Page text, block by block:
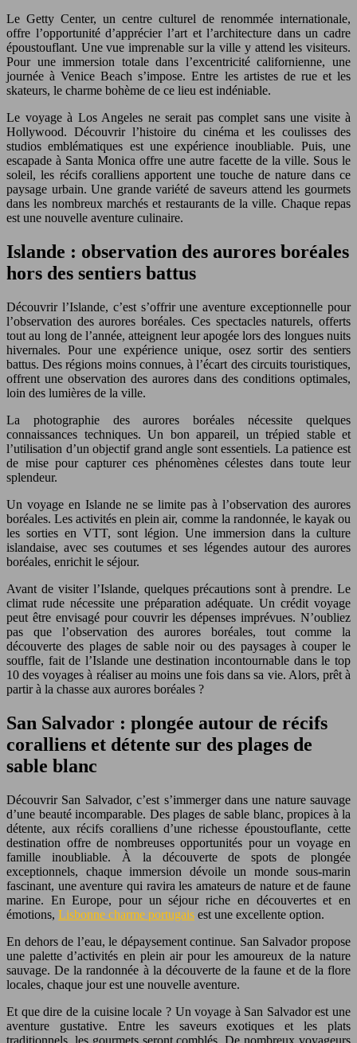
Le Getty Center, un centre culturel de renommée internationale,
offre l’opportunité d’apprécier l’art et l’architecture dans un cadre
époustouflant. Une vue imprenable sur la ville y attend les visiteurs.
Pour une immersion totale dans l’excentricité californienne, une
journée à Venice Beach s’impose. Entre les artistes de rue et les
skateurs, le charme bohème de ce lieu est indéniable.
Le voyage à Los Angeles ne serait pas complet sans une visite à
Hollywood. Découvrir l’histoire du cinéma et les coulisses des
studios emblématiques est une expérience inoubliable. Puis, une
escapade à Santa Monica offre une autre facette de la ville. Sous le
soleil, les récifs coralliens apportent une touche de nature dans ce
paysage urbain. Une grande variété de saveurs attend les gourmets
dans les nombreux marchés et restaurants de la ville. Chaque repas
est une nouvelle aventure culinaire.
Islande : observation des aurores boréales
hors des sentiers battus
Découvrir l’Islande, c’est s’offrir une aventure exceptionnelle pour
l’observation des aurores boréales. Ces spectacles naturels, offerts
tout au long de l’année, atteignent leur apogée lors des longues nuits
hivernales. Pour une expérience unique, osez sortir des sentiers
battus. Des régions moins connues, à l’écart des circuits touristiques,
offrent une observation des aurores dans des conditions optimales,
loin des lumières de la ville.
La photographie des aurores boréales nécessite quelques
connaissances techniques. Un bon appareil, un trépied stable et
l’utilisation d’un objectif grand angle sont essentiels. La patience est
de mise pour capturer ces phénomènes célestes dans toute leur
splendeur.
Un voyage en Islande ne se limite pas à l’observation des aurores
boréales. Les activités en plein air, comme la randonnée, le kayak ou
les sorties en VTT, sont légion. Une immersion dans la culture
islandaise, avec ses coutumes et ses légendes autour des aurores
boréales, enrichit le séjour.
Avant de visiter l’Islande, quelques précautions sont à prendre. Le
climat rude nécessite une préparation adéquate. Un crédit voyage
peut être envisagé pour couvrir les dépenses imprévues. N’oubliez
pas que l’observation des aurores boréales, tout comme la
découverte des plages de sable noir ou des paysages à couper le
souffle, fait de l’Islande une destination incontournable dans le top
10 des voyages à réaliser au moins une fois dans sa vie. Alors, prêt à
partir à la chasse aux aurores boréales ?
San Salvador : plongée autour de récifs
coralliens et détente sur des plages de
sable blanc
Découvrir San Salvador, c’est s’immerger dans une nature sauvage
d’une beauté incomparable. Des plages de sable blanc, propices à la
détente, aux récifs coralliens d’une richesse époustouflante, cette
destination offre de nombreuses opportunités pour un voyage en
famille inoubliable. À la découverte de spots de plongée
exceptionnels, chaque immersion dévoile un monde sous-marin
fascinant, une aventure qui ravira les amateurs de nature et de faune
marine. En Europe, pour un séjour riche en découvertes et en
émotions, Lisbonne charme portugais est une excellente option.
En dehors de l’eau, le dépaysement continue. San Salvador propose
une palette d’activités en plein air pour les amoureux de la nature
sauvage. De la randonnée à la découverte de la faune et de la flore
locales, chaque jour est une nouvelle aventure.
Et que dire de la cuisine locale ? Un voyage à San Salvador est une
aventure gustative. Entre les saveurs exotiques et les plats
traditionnels, les gourmets seront comblés. De nombreux voyageurs